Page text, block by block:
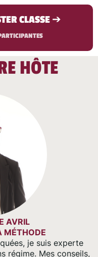
CLASSE ➔
HÔTE
AVRIL
MÉTHODE
je suis experte
régime. Mes conseils,